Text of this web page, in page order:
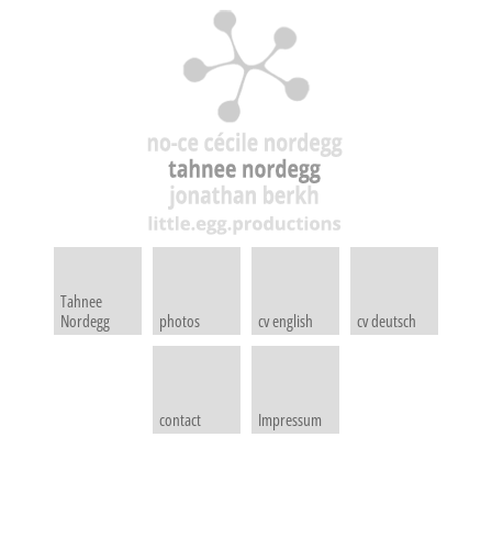
Tahnee
Nordegg
photos cv english cv deutsch
contact Impressum